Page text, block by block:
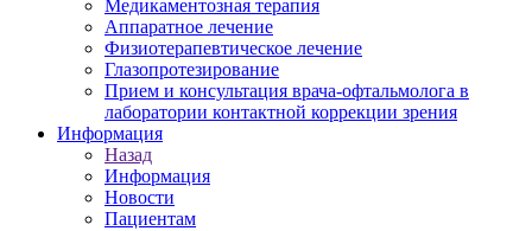
Медикаментозная терапия
Аппаратное лечение
Физиотерапевтическое лечение
Глазопротезирование
Прием и консультация врача-офтальмолога в
лаборатории контактной коррекции зрения
Информация
Назад
Информация
Новости
Пациентам